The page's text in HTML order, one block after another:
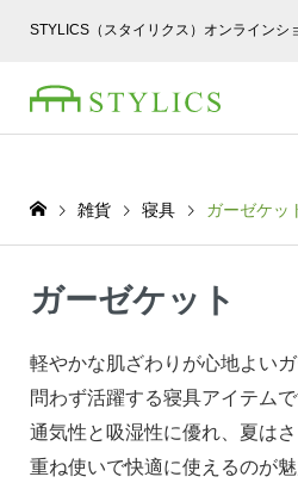
STYLICS（スタイリクス）オンラインシ
雑貨 寝具 ガーゼケッ
ガーゼケット
軽やかな肌ざわりが心地よい
問わず活躍する寝具アイテムで
通気性と吸湿性に優れ、夏は
重ね使いで快適に使えるのが